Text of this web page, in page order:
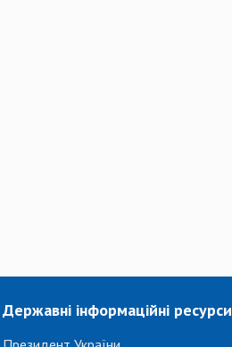
Державні інформаційні ресурси